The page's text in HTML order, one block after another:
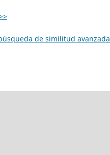
de similitud avanzada